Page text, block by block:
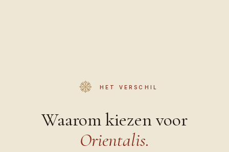
HET VERSCHIL
Waarom kiezen voor
Orientalis.